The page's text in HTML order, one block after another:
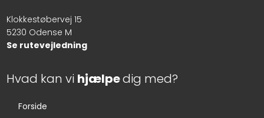
Klokkestøbervej 15
5230 Odense M
Se rutevejledning
Hvad kan vi hjælpedig med?
Forside